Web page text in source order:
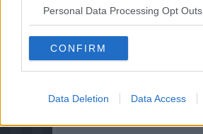
Personal Data Processing Opt Outs
CONFIRM
Data Deletion Data Access
Komentarer